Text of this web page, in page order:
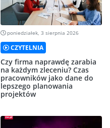
poniedziałek, 3 sierpnia 2026
CZYTELNIA
Czy firma naprawdę zarabia
na każdym zleceniu? Czas
pracowników jako dane do
lepszego planowania
projektów